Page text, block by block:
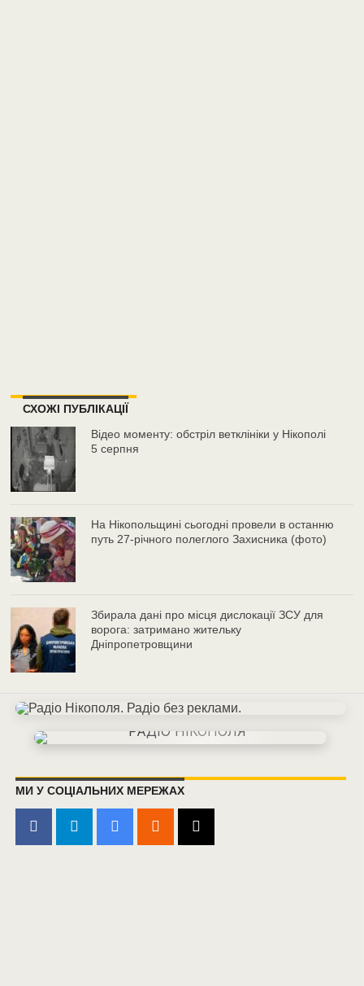
СХОЖІ ПУБЛІКАЦІЇ
Відео моменту: обстріл ветклініки у Нікополі
5 серпня
На Нікопольщині сьогодні провели в останню
путь 27-річного полеглого Захисника (фото)
Збирала дані про місця дислокації ЗСУ для
ворога: затримано жительку
Дніпропетровщини
МИ У СОЦІАЛЬНИХ МЕРЕЖАХ